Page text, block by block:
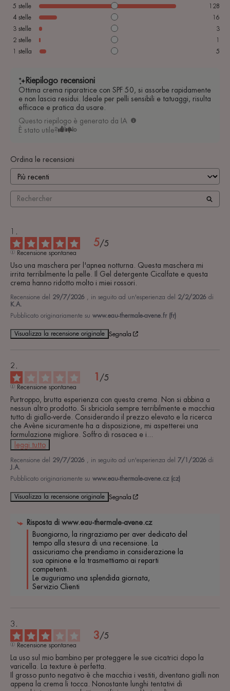
5 stelle
128
4 stelle
16
3 stelle
3
2 stelle
1
1 stella 5
Riepilogo recensioni
Ottima crema riparatrice con SPF 50, si assorbe rapidamente
e non lascia residui. Ideale per pelli sensibili e tatuaggi, risulta
efficace e pratica da usare.
Questo riepilogo è generato da IA
È stato utile? Sì No
Ordina le recensioni
5/5
Recensione spontanea
Uso una maschera per l'apnea notturna. Questa maschera mi
irrita terribilmente la pelle. Il Gel detergente Cicalfate e questa
crema hanno ridotto molto i miei rossori.
Recensione del 29/7/2026 , in seguito ad un'esperienza del 2/2/2026 di
K.A.
Pubblicato originariamente su www.eau-thermale-avene.fr (fr)
Visualizza la recensione originale Segnala
1 /5
Recensione spontanea
Purtroppo, brutta esperienza con questa crema. Non si abbina a
nessun altro prodotto. Si sbriciola sempre terribilmente e macchia
tutto di giallo-verde. Considerando il prezzo elevato e la ricerca
che Avène sicuramente ha a disposizione, mi aspetterei una
formulazione migliore. Soffro di rosacea e i
leggi tutto
Recensione del 29/7/2026 , in seguito ad un'esperienza del 7/1/2026 di
J.A.
Pubblicato originariamente su www.eau-thermale-avene.cz (cz)
Visualizza la recensione originale Segnala
Risposta di www.eau-thermale-avene.cz
Buongiorno, la ringraziamo per aver dedicato del
tempo alla stesura di una recensione. La
assicuriamo che prendiamo in considerazione la
sua opinione e la trasmettiamo ai reparti
competenti.
Le auguriamo una splendida giornata,
Servizio Clienti
3/5
Recensione spontanea
La uso sul mio bambino per proteggere le sue cicatrici dopo la
varicella. La texture è perfetta.
Il grosso punto negativo è che macchia i vestiti, diventano gialli non
appena la crema li tocca. Nonostante lunghi tentativi di